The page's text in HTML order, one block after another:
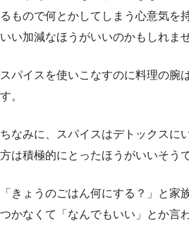
るもので何とかしてしまう心意気を
いい加減なほうがいいのかもしれませ
スパイスを使いこなすのに料理の腕
す。
ちなみに、スパイスはデトックスに
方は積極的にとったほうがいいそう
「きょうのごはん何にする？」と家
つかなくて「なんでもいい」とか言